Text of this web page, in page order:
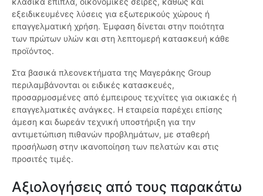
εξειδικευμένες λύσεις για εξωτερικούς χώρους ή
επαγγελματική χρήση. Έμφαση δίνεται στην ποιότητα
των πρώτων υλών και στη λεπτομερή κατασκευή κάθε
προϊόντος.
Στα βασικά πλεονεκτήματα της Μαγεράκης Group
περιλαμβάνονται οι ειδικές κατασκευές,
προσαρμοσμένες από έμπειρους τεχνίτες για οικιακές ή
επαγγελματικές ανάγκες. Η εταιρεία παρέχει επίσης
άμεση και δωρεάν τεχνική υποστήριξη για την
αντιμετώπιση πιθανών προβλημάτων, με σταθερή
προσήλωση στην ικανοποίηση των πελατών και στις
προσιτές τιμές.
Αξιολογήσεις από τους παρακάτω